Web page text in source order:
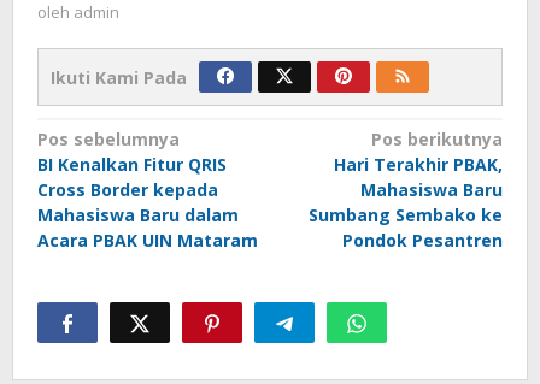
oleh admin
Ikuti Kami Pada
Navigasi
pos
Pos sebelumnya
BI Kenalkan Fitur QRIS
Cross Border kepada
Mahasiswa Baru dalam
Acara PBAK UIN Mataram
Pos berikutnya
Hari Terakhir PBAK,
Mahasiswa Baru
Sumbang Sembako ke
Pondok Pesantren